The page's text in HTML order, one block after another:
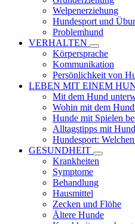
Welpenerziehung
Hundesport und
Problemhund
VERHALTEN
Körpersprache
Kommunikation
Persönlichkeit von
LEBEN MIT EINEM
Mit dem Hund
Wohin mit dem
Hunde mit Spielen
Alltagstipps mit Hund
Hundesport:
GESUNDHEIT
Krankheiten
Symptome
Behandlung
Hausmittel
Zecken und Flöhe
Ältere Hunde